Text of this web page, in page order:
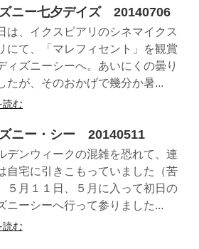
ニー七夕デイズ 20140706
は、イクスピアリのシネマイクス
にて、「マレフィセント」を観賞
ィズニーシーへ。あいにくの曇り
たが、そのおかげで幾分か暑...
読む
ニー・シー 20140511
デンウィークの混雑を恐れて、連
自宅に引きこもっていました（苦
５月１１日、５月に入って初日の
ニーシーへ行って参りました...
読む